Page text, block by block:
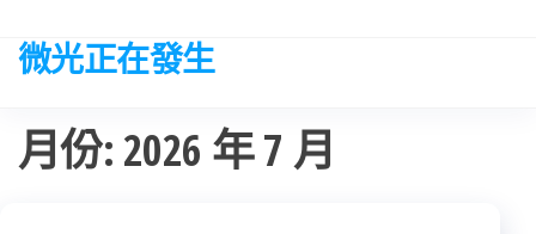
微光正在發生
月份: 2026 年 7 月